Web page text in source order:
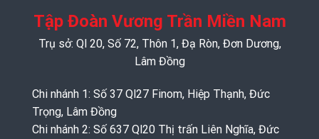
Tập Đoàn Vương Trần Miền Nam
Trụ sở: Ql 20, Số 72, Thôn 1, Đạ Ròn, Đơn Dương,
Lâm Đồng
Chi nhánh 1: Số 37 Ql27 Finom, Hiệp Thạnh, Đức
Trọng, Lâm Đồng
Chi nhánh 2: Số 637 Ql20 Thị trấn Liên Nghĩa, Đức